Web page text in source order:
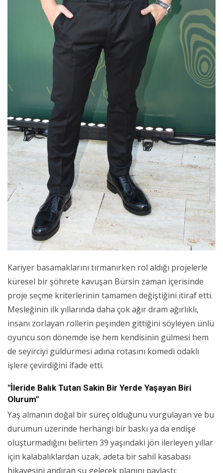
Kariyer basamaklarını tırmanırken rol aldığı projelerle
küresel bir şöhrete kavuşan Bürsin zaman içerisinde
proje seçme kriterlerinin tamamen değiştiğini itiraf etti.
Mesleğinin ilk yıllarında daha çok ağır dram ağırlıklı,
insanı zorlayan rollerin peşinden gittiğini söyleyen ünlü
oyuncu son dönemde ise hem kendisinin gülmesi hem
de seyirciyi güldürmesi adına rotasını komedi odaklı
işlere çevirdiğini ifade etti.
"İleride Balık Tutan Sakin Bir Yerde Yaşayan Biri
Olurum"
Yaş almanın doğal bir süreç olduğunu vurgulayan ve bu
durumun üzerinde herhangi bir baskı ya da endişe
oluşturmadığını belirten 39 yaşındaki jön ilerleyen yıllar
için kalabalıklardan uzak, adeta bir sahil kasabası
hikayesini andıran şu gelecek planını paylaştı: